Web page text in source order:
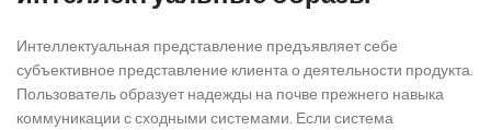
Интеллектуальная представление предъявляет себе
субъективное представление клиента о деятельности продукта.
Пользователь образует надежды на почве прежнего навыка
коммуникации с сходными системами. Если система